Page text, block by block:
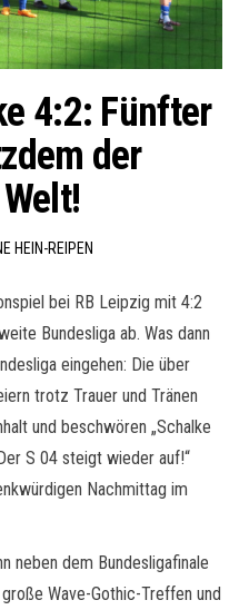
4:2: Fünfter
der
HEIN-REIPEN
bei RB Leipzig mit 4:2
Bundesliga ab. Was dann
eingehen: Die über
trotz Trauer und Tränen
und beschwören „Schalke
S 04 steigt wieder auf!“
Nachmittag im
neben dem Bundesligafinale
Wave-Gothic-Treffen und